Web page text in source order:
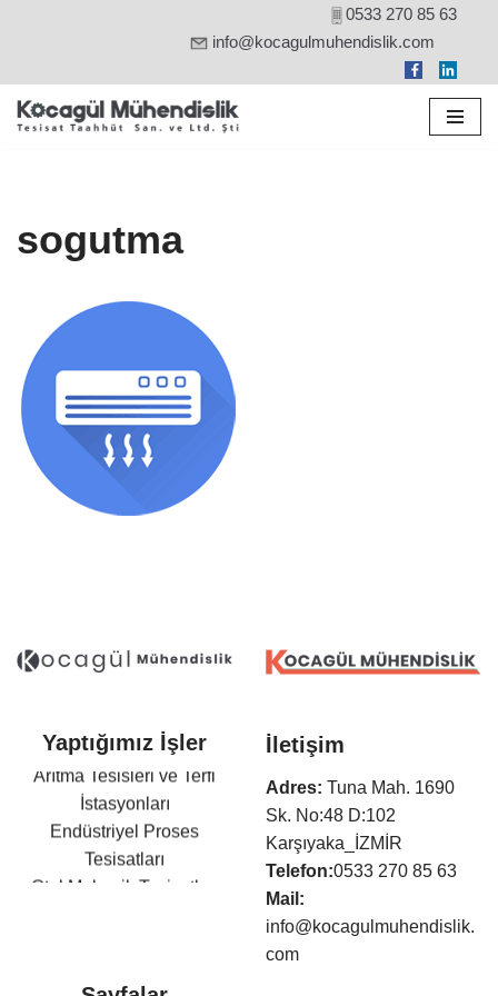
0533 270 85 63
info@kocagulmuhendislik.com
sogutma
Yaptığımız İşler
Arıtma Tesisleri ve Terfi
İstasyonları
Endüstriyel Proses
Tesisatları
Otel Mekanik Tesisatları
İletişim
Adres: Tuna Mah. 1690
Sk. No:48 D:102
Karşıyaka_İZMİR
Telefon:0533 270 85 63
Mail:
info@kocagulmuhendislik.
com